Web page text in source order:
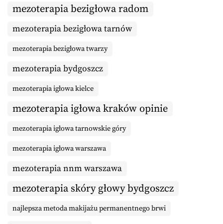
mezoterapia bezigłowa radom
mezoterapia bezigłowa tarnów
mezoterapia bezigłowa twarzy
mezoterapia bydgoszcz
mezoterapia igłowa kielce
mezoterapia igłowa kraków opinie
mezoterapia igłowa tarnowskie góry
mezoterapia igłowa warszawa
mezoterapia nnm warszawa
mezoterapia skóry głowy bydgoszcz
najlepsza metoda makijażu permanentnego brwi